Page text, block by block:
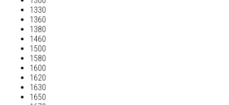
1330
1360
1380
1460
1500
1580
1600
1620
1630
1650